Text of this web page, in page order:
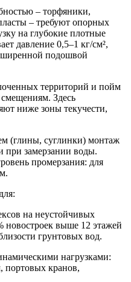
– торфяники,
– требуют опорных
на глубокие плотные
давление 0,5–1 кг/см²,
подошвой
территорий и пойм
Здесь
ниже зоны текучести,
(глины, суглинки) монтаж
при замерзании воды.
промерзания: для
на неустойчивых
новостроек выше 12 этажей
грунтовых вод.
нагрузками:
портовых кранов,